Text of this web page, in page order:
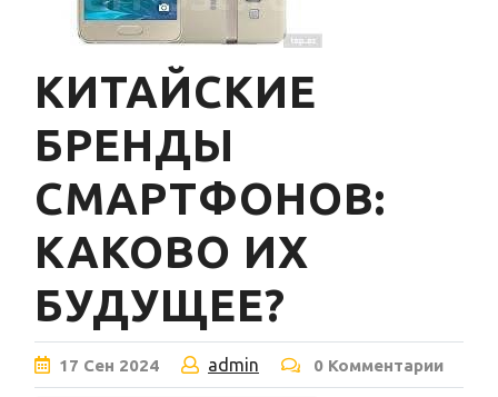
КИТАЙСКИЕ
БРЕНДЫ
СМАРТФОНОВ:
КАКОВО ИХ
БУДУЩЕЕ?
17 Сен 2024 admin 0 Комментарии